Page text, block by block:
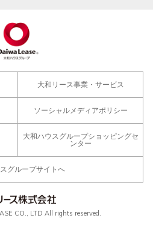
大和リース事業・サービス
ソーシャルメディアポリシー
大和ハウスグループショッピングセ
ンター
グループサイトへ
CO., LTD All rights reserved.